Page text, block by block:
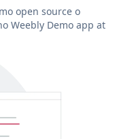
open source o
Weebly Demo app at